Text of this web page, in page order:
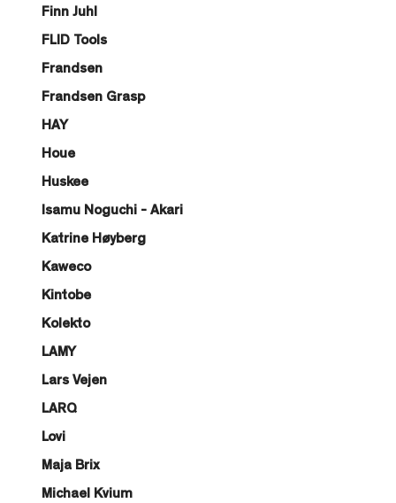
Finn Juhl
FLID Tools
Frandsen
Frandsen Grasp
HAY
Houe
Huskee
Isamu Noguchi - Akari
Katrine Høyberg
Kaweco
Kintobe
Kolekto
LAMY
Lars Vejen
LARQ
Lovi
Maja Brix
Michael Kvium